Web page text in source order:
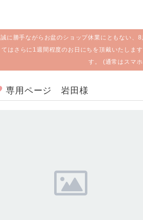
誠に勝手ながらお盆のショップ休業にともない、
てはさらに1週間程度のお日にちを頂戴いたしま
す。 (通常はスマ
専用ページ 岩田様